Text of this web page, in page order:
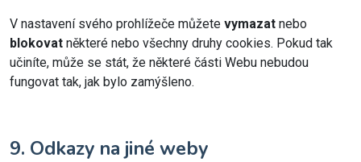
V nastavení svého prohlížeče můžete vymazat nebo
blokovat některé nebo všechny druhy cookies. Pokud tak
učiníte, může se stát, že některé části Webu nebudou
fungovat tak, jak bylo zamýšleno.
9. Odkazy na jiné weby